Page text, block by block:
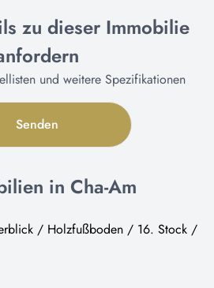
zu dieser Immobilie
und weitere Spezifikationen
Senden
in Cha-Am